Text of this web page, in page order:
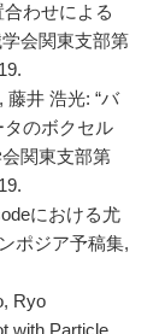
わせによる
会関東支部第
藤井 浩光: “バ
のボクセル
関東支部第
における尤
ポジア予稿集,
Ryo
with Particle